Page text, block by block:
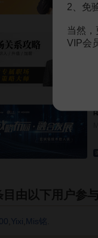
目由以下用户参
Yixi Mis铭
2、免
当然
VIP会